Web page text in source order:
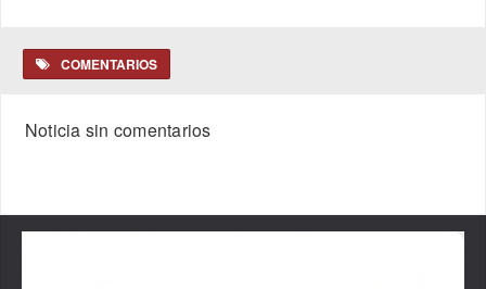
COMENTARIOS
Noticia sin comentarios